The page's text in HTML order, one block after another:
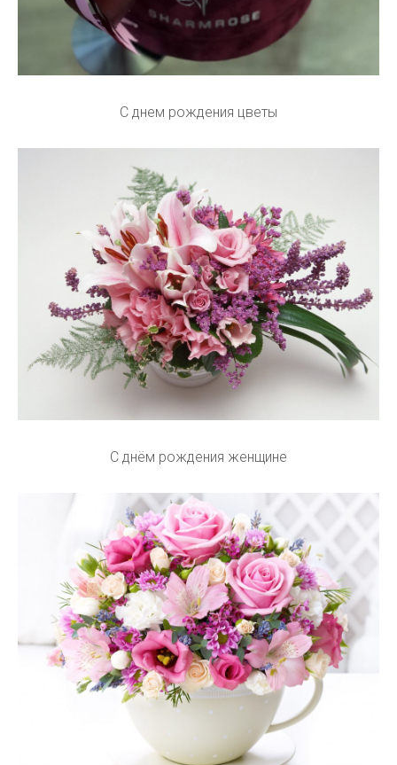
С днем рождения цветы
С днём рождения женщине